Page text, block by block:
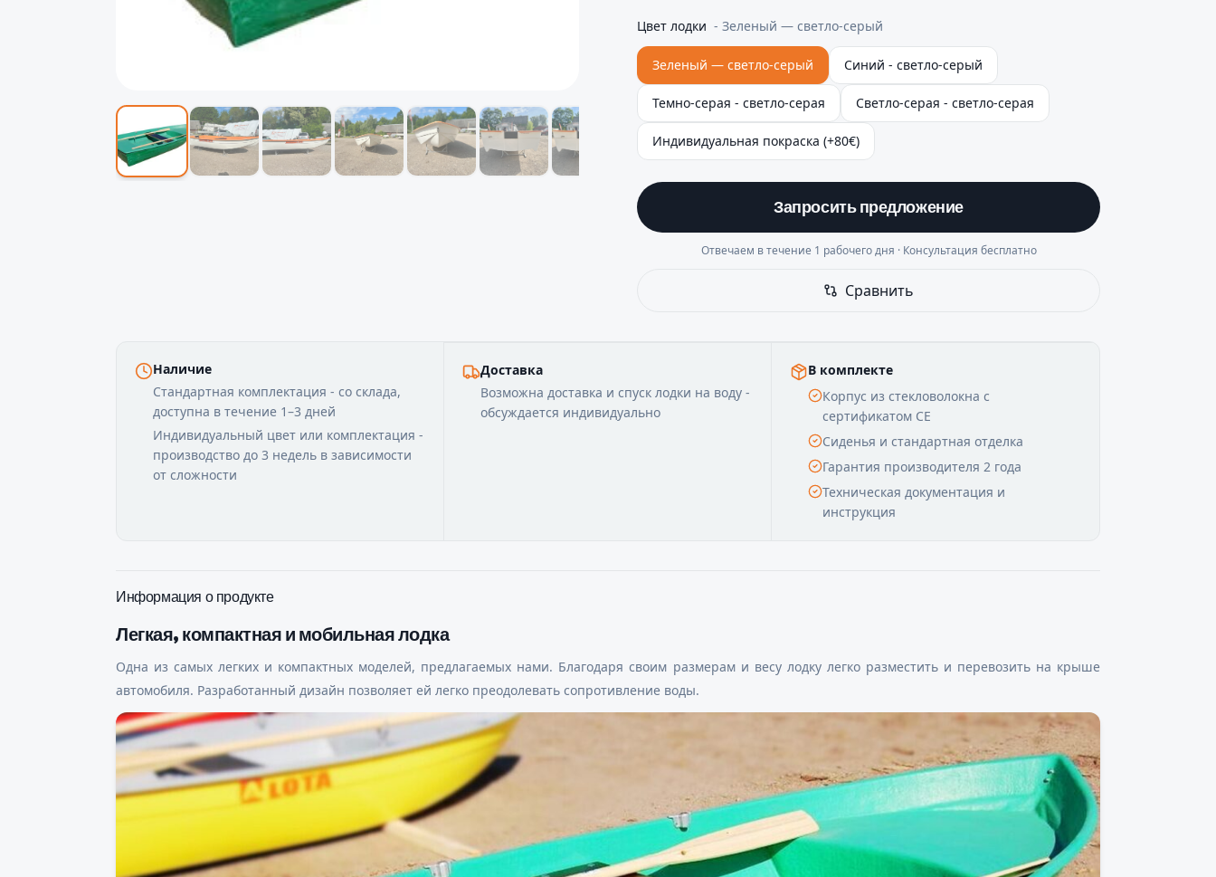
Цвет лодки - Зеленый — светло-серый
Зеленый — светло-серый Синий - светло-серый
Темно-серая - светло-серая Светло-серая - светло-серая
Индивидуальная покраска (+80€)
Запросить предложение
Отвечаем в течение 1 рабочего дня · Консультация бесплатно
Сравнить
Наличие
Стандартная комплектация - со склада,
доступна в течение 1–3 дней
Индивидуальный цвет или комплектация -
производство до 3 недель в зависимости
от сложности
Доставка
Возможна доставка и спуск лодки на воду -
обсуждается индивидуально
В комплекте
Корпус из стекловолокна с
сертификатом CE
Сиденья и стандартная отделка
Гарантия производителя 2 года
Техническая документация и
инструкция
Информация о продукте
Легкая, компактная и мобильная лодка
Одна из самых легких и компактных моделей, предлагаемых нами. Благодаря своим размерам и весу лодку легко разместить и перевозить на крыше
автомобиля. Разработанный дизайн позволяет ей легко преодолевать сопротивление воды.